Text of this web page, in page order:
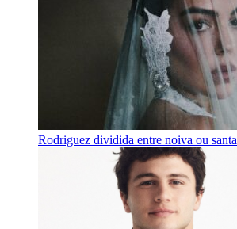
Rodriguez dividida entre noiva ou santa